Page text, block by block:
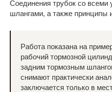
Соединения трубок со всеми
шлангами, а также принципы
Работа показана на
рабочий тормозной
задним тормозным
снимают практически
заключается только в